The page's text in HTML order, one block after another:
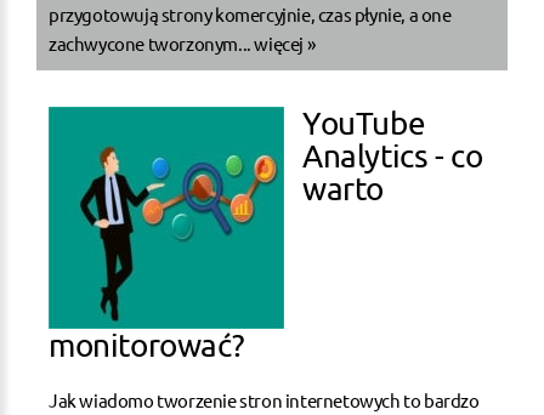
przygotowują strony komercyjnie, czas płynie, a one
zachwycone tworzonym...więcej »
YouTube
Analytics - co
warto
monitorować?
Jak wiadomo tworzenie stron internetowych to bardzo